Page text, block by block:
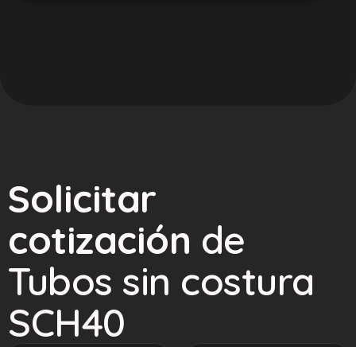
Solicitar
cotización de
Tubos sin costura
SCH40